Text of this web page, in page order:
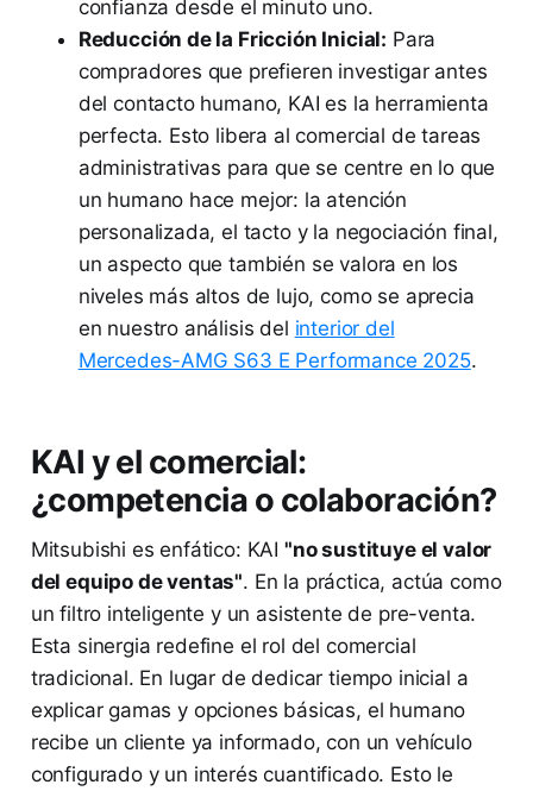
confianza desde el minuto uno.
Reducción de la Fricción Inicial: Para
compradores que prefieren investigar antes
del contacto humano, KAI es la herramienta
perfecta. Esto libera al comercial de tareas
administrativas para que se centre en lo que
un humano hace mejor: la atención
personalizada, el tacto y la negociación final,
un aspecto que también se valora en los
niveles más altos de lujo, como se aprecia
en nuestro análisis del interior del
Mercedes-AMG S63 E Performance 2025.
KAI y el comercial:
¿competencia o colaboración?
Mitsubishi es enfático: KAI "no sustituye el valor
del equipo de ventas". En la práctica, actúa como
un filtro inteligente y un asistente de pre-venta.
Esta sinergia redefine el rol del comercial
tradicional. En lugar de dedicar tiempo inicial a
explicar gamas y opciones básicas, el humano
recibe un cliente ya informado, con un vehículo
configurado y un interés cuantificado. Esto le